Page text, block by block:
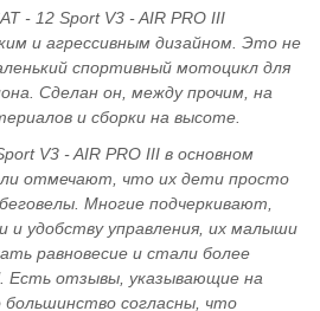
- 12 Sport V3 - AIR PRO III
и агрессивным дизайном. Это не
спортивный мотоцикл для
Сделан он, между прочим, на
и сборки на высоте.
V3 - AIR PRO III в основном
отмечают, что их дети просто
Многие подчеркивают,
и удобству управления, их малыши
равновесие и стали более
Есть отзывы, указывающие на
согласны, что